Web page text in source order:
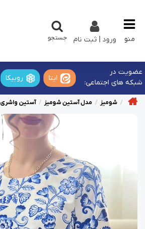
منو ورود | ثبت نام جستجو
عضویت در
شبکه های اجتماعی:
ایتا روبیکا
شومیز مدل آستین شومیز آستین واشری